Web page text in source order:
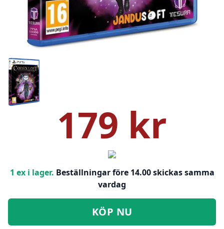
179 kr
1 ex i lager. Beställningar före 14.00 skickas samma
vardag
KÖP NU